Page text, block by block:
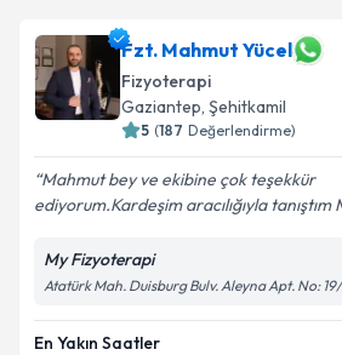
Fzt. Mahmut Yücel
Fizyoterapi
Gaziantep, Şehitkamil
5 (187 Değerlendirme)
Mahmut bey ve ekibine çok teşekkür
ediyorum.Kardeşim aracılığıyla tanıştım
My Fizyoterapi
Atatürk Mah. Duisburg Bulv. Aleyna Apt. No:
En Yakın Saatler